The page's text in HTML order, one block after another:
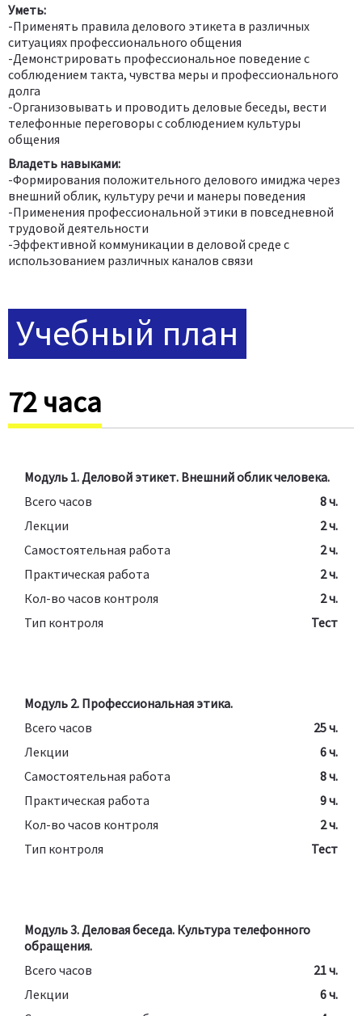
Уметь:
-Применять правила делового этикета в различных
ситуациях профессионального общения
-Демонстрировать профессиональное поведение с
соблюдением такта, чувства меры и профессионального
долга
-Организовывать и проводить деловые беседы, вести
телефонные переговоры с соблюдением культуры
общения
Владеть навыками:
-Формирования положительного делового имиджа через
внешний облик, культуру речи и манеры поведения
-Применения профессиональной этики в повседневной
трудовой деятельности
-Эффективной коммуникации в деловой среде с
использованием различных каналов связи
Учебный план
72 часа
Модуль 1. Деловой этикет. Внешний облик человека.
Всего часов
8 ч.
Лекции
2 ч.
Самостоятельная работа
2 ч.
Практическая работа
2 ч.
Кол-во часов контроля
2 ч.
Тип контроля
Тест
Модуль 2. Профессиональная этика.
Всего часов
25 ч.
Лекции
6 ч.
Самостоятельная работа
8 ч.
Практическая работа
9 ч.
Кол-во часов контроля
2 ч.
Тип контроля
Тест
Модуль 3. Деловая беседа. Культура телефонного
обращения.
Всего часов
21 ч.
Лекции
6 ч.